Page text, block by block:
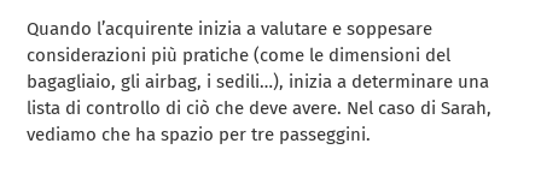
Quando l’acquirente inizia a valutare e soppesare
considerazioni più pratiche (come le dimensioni del
bagagliaio, gli airbag, i sedili…), inizia a determinare una
lista di controllo di ciò che deve avere. Nel caso di Sarah,
vediamo che ha spazio per tre passeggini.